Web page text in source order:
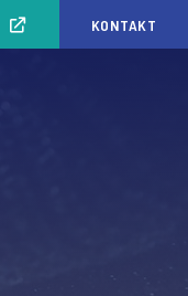
KONTAKT